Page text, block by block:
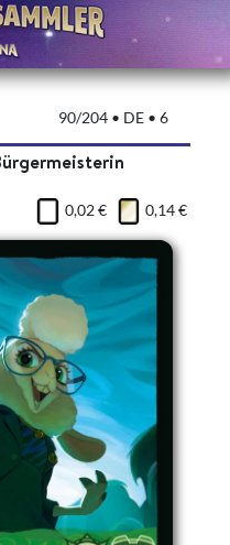
90/204 • DE • 6
0,02 € 0,14 €